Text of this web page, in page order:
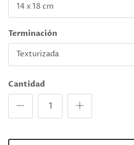
14 x 18 cm
Terminación
Texturizada
Cantidad